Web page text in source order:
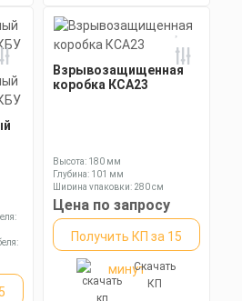
Взрывозащищенная
коробка КСА23
Высота: 180 мм
Глубина: 101 мм
Ширина упаковки: 280 см
Цена по запросу
Получить КП за 15
минутСкачать
КП